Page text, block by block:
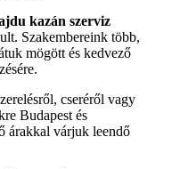
kazán szerviz
Szakembereink több,
mögött és kedvező
cseréről vagy
Budapest és
árakkal várjuk leendő